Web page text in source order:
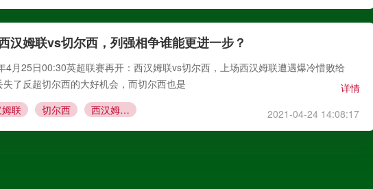
汉姆联vs切尔西，列强相争谁能更进一步？
4月25日00:30英超联赛再开：西汉姆联vs切尔西，上场西汉姆联遭遇爆冷惜败给
了反超切尔西的大好机会，而切尔西也是
详情
联 切尔西 西汉姆联VS切尔西 2021-04-24 14:08:17